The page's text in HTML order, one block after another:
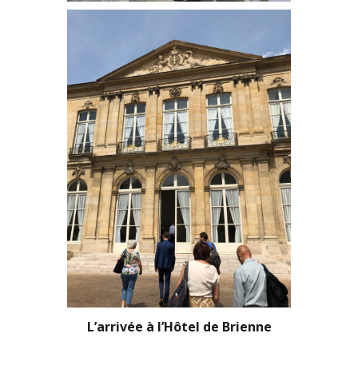
L’arrivée à l’Hôtel de Brienne